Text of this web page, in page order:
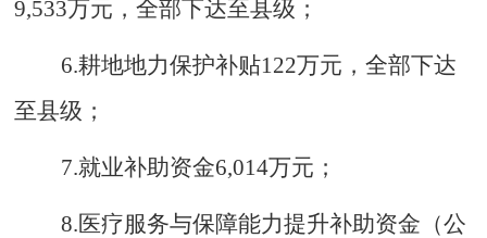
9,533万元 ，全部下达至县级；
6.耕地地力保护补贴122万元，全部下达
至县级；
7.就业补助资金6,014万元 ；
8.医疗服务与保障能力提升补助资金（公